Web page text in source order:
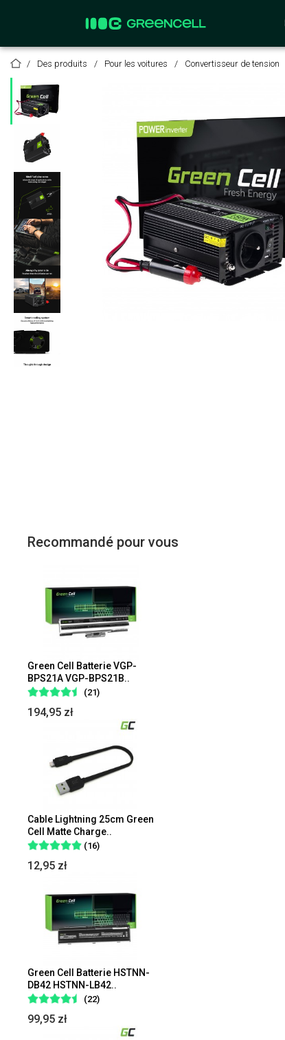
Des produits Pour les voitures Convertisseur de tension
Recommandé pour vous
Green Cell Batterie VGP-
BPS21A VGP-BPS21B..
(21)
194,95 zł
Cable Lightning 25cm Green
Cell Matte Charge..
(16)
12,95 zł
Green Cell Batterie HSTNN-
DB42 HSTNN-LB42..
(22)
99,95 zł